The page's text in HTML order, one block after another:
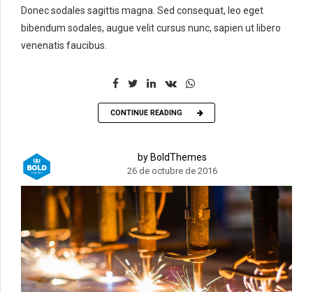
Donec sodales sagittis magna. Sed consequat, leo eget
bibendum sodales, augue velit cursus nunc, sapien ut libero
venenatis faucibus.
CONTINUE READING
by BoldThemes
26 de octubre de 2016